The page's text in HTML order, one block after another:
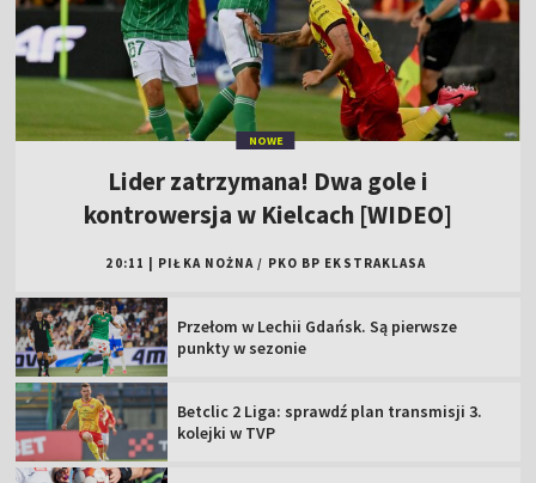
NOWE
Lider zatrzymana! Dwa gole i
kontrowersja w Kielcach [WIDEO]
20:11 PIŁKA NOŻNA / PKO BP EKSTRAKLASA
Przełom w Lechii Gdańsk. Są pierwsze
punkty w sezonie
Betclic 2 Liga: sprawdź plan transmisji 3.
kolejki w TVP